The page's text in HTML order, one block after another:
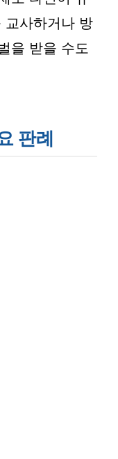
교사하거나 방
을 받을 수도
판례